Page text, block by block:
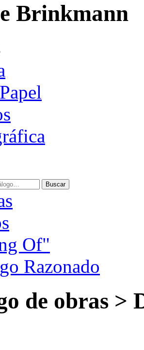
Brinkmann
Buscar
Of"
Razonado
de obras >